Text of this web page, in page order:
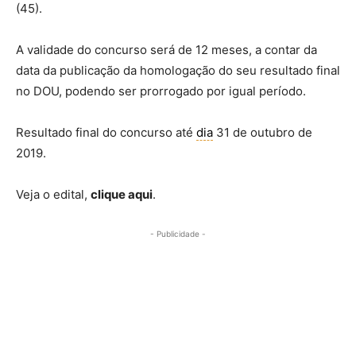
(45).
A validade do concurso será de 12 meses, a contar da
data da publicação da homologação do seu resultado final
no DOU, podendo ser prorrogado por igual período.
Resultado final do concurso até dia 31 de outubro de
2019.
Veja o edital, clique aqui.
- Publicidade -